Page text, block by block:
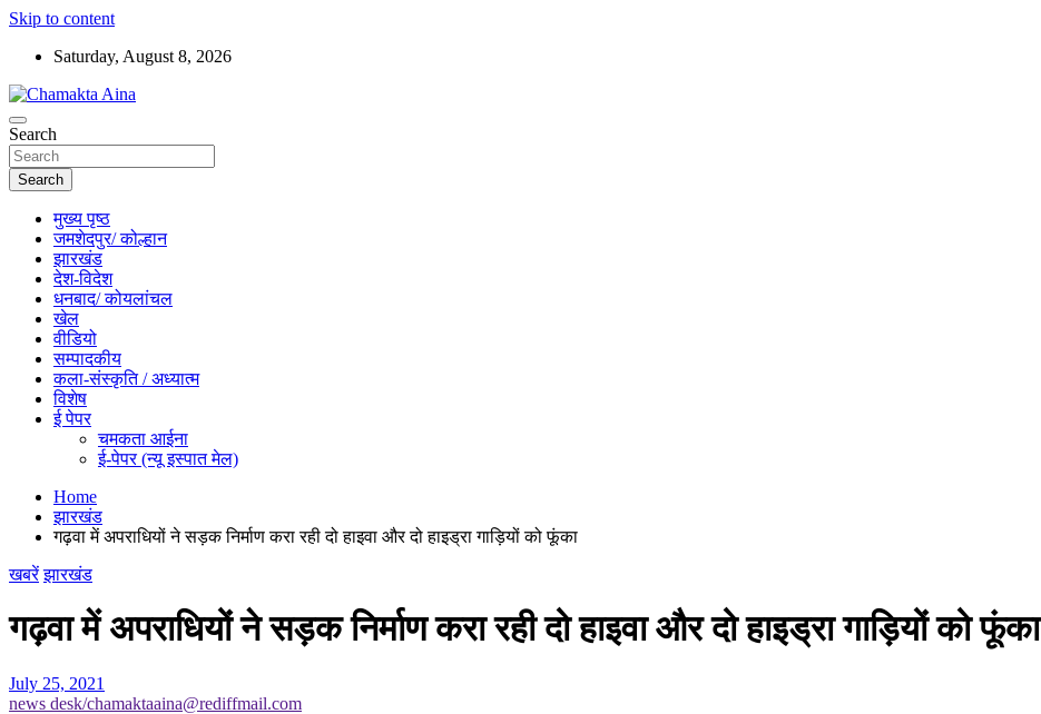
Skip to content
Saturday, August 8, 2026
Chamakta Aina
Hindi News Paper – Jharkhand
Search
Search
मुख्य पृष्ठ
जमशेदपुर/ कोल्हान
झारखंड
देश-विदेश
धनबाद/ कोयलांचल
खेल
वीडियो
सम्पादकीय
कला-संस्कृति / अध्यात्म
विशेष
ई पेपर
चमकता आईना
ई-पेपर (न्यू इस्पात मेल)
Home
झारखंड
गढ़वा में अपराधियों ने सड़क निर्माण करा रही दो हाइवा और दो हाइड्रा गाड़ियों को फूंका
खबरें झारखंड
गढ़वा में अपराधियों ने सड़क निर्माण करा रही दो हाइवा और दो हाइड्रा गाड़ियों को फूंका
July 25, 2021
news desk/chamaktaaina@rediffmail.com